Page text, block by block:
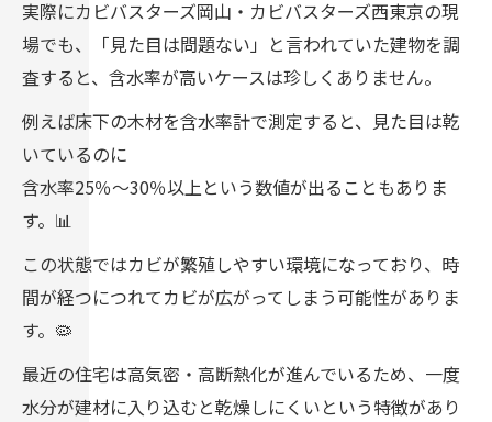
実際にカビバスターズ岡山・カビバスターズ西東京の現
場でも、「見た目は問題ない」と言われていた建物を調
査すると、含水率が高いケースは珍しくありません。
例えば床下の木材を含水率計で測定すると、見た目は乾
いているのに
含水率25％〜30％以上という数値が出ることもありま
す。📊
この状態ではカビが繁殖しやすい環境になっており、時
間が経つにつれてカビが広がってしまう可能性がありま
す。🦠
最近の住宅は高気密・高断熱化が進んでいるため、一度
水分が建材に入り込むと乾燥しにくいという特徴があり